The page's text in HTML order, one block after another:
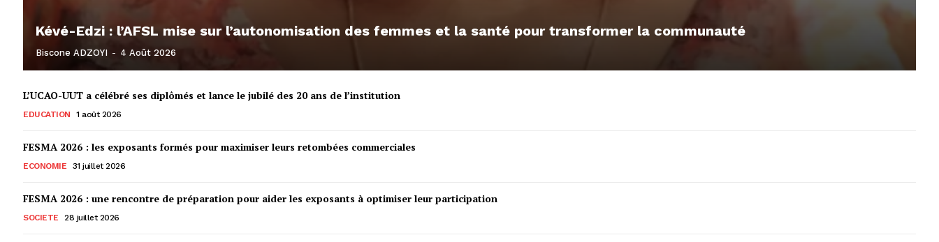
Kévé-Edzi : l’AFSL mise sur l’autonomisation des femmes et la santé pour transformer la communauté
Biscone ADZOYI - 4 Août 2026
L’UCAO-UUT a célébré ses diplômés et lance le jubilé des 20 ans de l’institution
EDUCATION 1 août 2026
FESMA 2026 : les exposants formés pour maximiser leurs retombées commerciales
ECONOMIE 31 juillet 2026
FESMA 2026 : une rencontre de préparation pour aider les exposants à optimiser leur participation
SOCIETE 28 juillet 2026